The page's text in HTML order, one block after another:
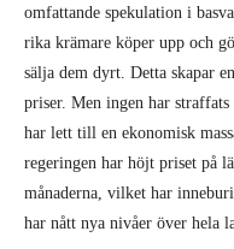
omfattande spekulation i
rika krämare köper upp och
sälja dem dyrt. Detta skapar
priser. Men ingen har
har lett till en ekonomisk
regeringen har höjt priset på
månaderna, vilket har
har nått nya nivåer över hela